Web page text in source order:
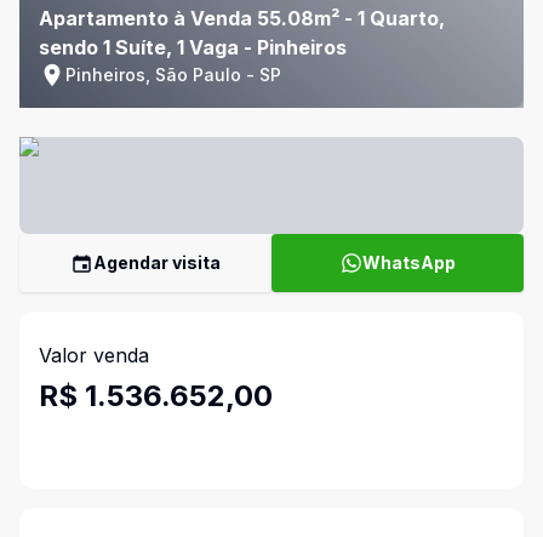
Apartamento à Venda 55.08m² - 1 Quarto,
sendo 1 Suíte, 1 Vaga - Pinheiros
Pinheiros, São Paulo - SP
Agendar visita WhatsApp
Valor venda
R$ 1.536.652,00